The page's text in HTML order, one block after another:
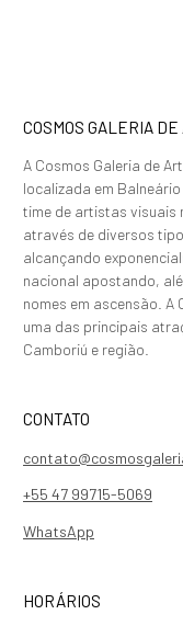
COSMOS GALERIA
A Cosmos Galeria de
localizada em
time de artistas visuais
através de diversos
alcançando
nacional apostando,
nomes em ascensão. A
uma das principais
Camboriú e região.
CONTATO
+55 47 99715-5069
WhatsApp
HORÁRIOS